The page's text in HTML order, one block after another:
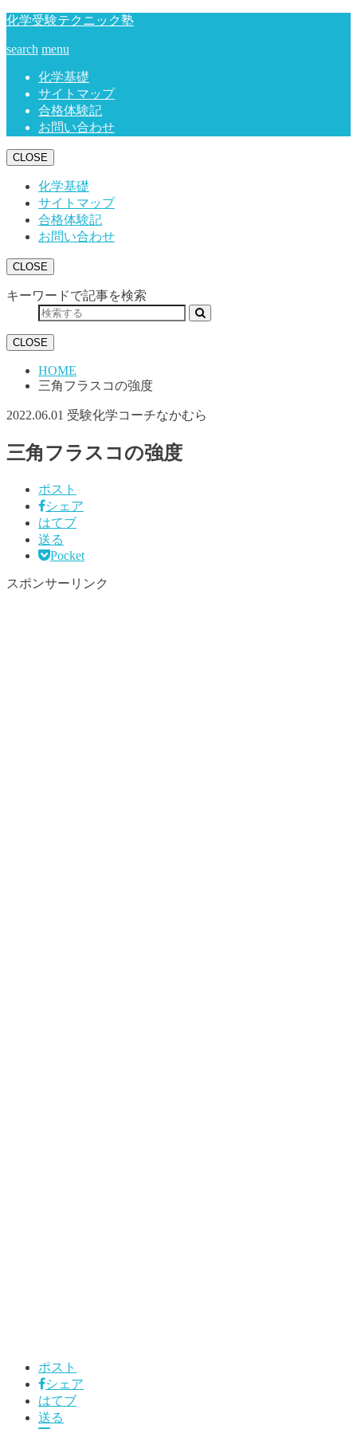
化学受験テクニック塾
search menu
化学基礎
サイトマップ
合格体験記
お問い合わせ
CLOSE
化学基礎
サイトマップ
合格体験記
お問い合わせ
CLOSE
キーワードで記事を検索
CLOSE
HOME
三角フラスコの強度
2022.06.01 受験化学コーチなかむら
三角フラスコの強度
ポスト
シェア
はてブ
送る
Pocket
スポンサーリンク
ポスト
シェア
はてブ
送る